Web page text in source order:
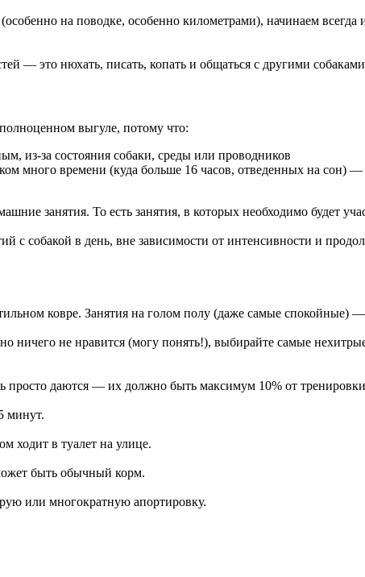
на поводке, особенно километрами), начинаем всегда
— это нюхать, писать, копать и общаться с другими
выгуле, потому что:
из-за состояния собаки, среды или проводников
много времени (куда больше 16 часов, отведенных на сон)
занятия. То есть занятия, в которых необходимо будет
собакой в день, вне зависимости от интенсивности и
ковре. Занятия на голом полу (даже самые спокойные)
ничего не нравится (могу понять!), выбирайте самые
просто даются — их должно быть максимум 10% от
минут.
ходит в туалет на улице.
быть обычный корм.
или многократную апортировку.